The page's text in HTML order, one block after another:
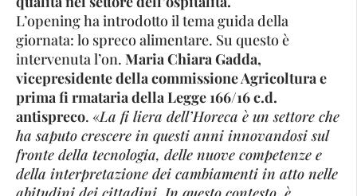
L’opening ha introdotto il tema guida della
giornata: lo spreco alimentare. Su questo è
intervenuta l’on. Maria Chiara Gadda,
vicepresidente della commissione Agricoltura e
prima fi rmataria della Legge 166/16 c.d.
antispreco. «La fi liera dell’Horeca è un settore che
ha saputo crescere in questi anni innovandosi sul
fronte della tecnologia, delle nuove competenze e
della interpretazione dei cambiamenti in atto nelle